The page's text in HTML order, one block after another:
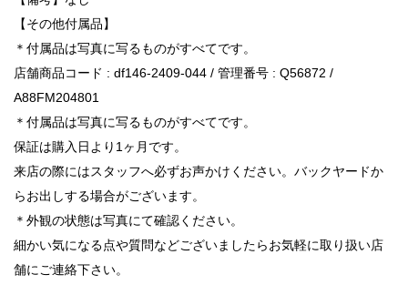
【その他付属品】
＊付属品は写真に写るものがすべてです。
店舗商品コード : df146-2409-044 / 管理番号 : Q56872 /
A88FM204801
＊付属品は写真に写るものがすべてです。
保証は購入日より1ヶ月です。
来店の際にはスタッフへ必ずお声かけください。バックヤードか
らお出しする場合がございます。
＊外観の状態は写真にて確認ください。
細かい気になる点や質問などございましたらお気軽に取り扱い店
舗にご連絡下さい。